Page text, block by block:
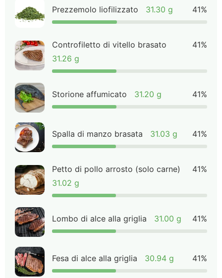
Prezzemolo liofilizzato 31.30 g 41%
Controfiletto di vitello brasato
31.26 g
41%
Storione affumicato 31.20 g 41%
Spalla di manzo brasata 31.03 g 41%
Petto di pollo arrosto (solo carne)
31.02 g
41%
Lombo di alce alla griglia 31.00 g 41%
Fesa di alce alla griglia 30.94 g 41%